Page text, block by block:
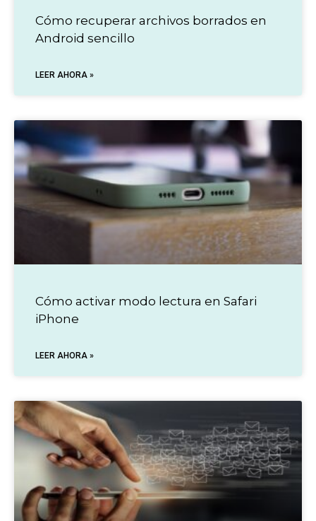
Cómo recuperar archivos borrados en
Android sencillo
LEER AHORA »
Cómo activar modo lectura en Safari
iPhone
LEER AHORA »